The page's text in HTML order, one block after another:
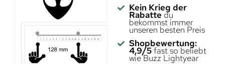
Kein Krieg der
Rabatte du
bekommst immer
unseren besten Preis
Shopbewertung:
4,9/5fast so beliebt
wie Buzz Lightyear